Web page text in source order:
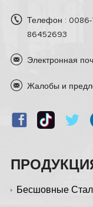
Телефон :
86452693
Электронная
Жалобы и
Бесшовные